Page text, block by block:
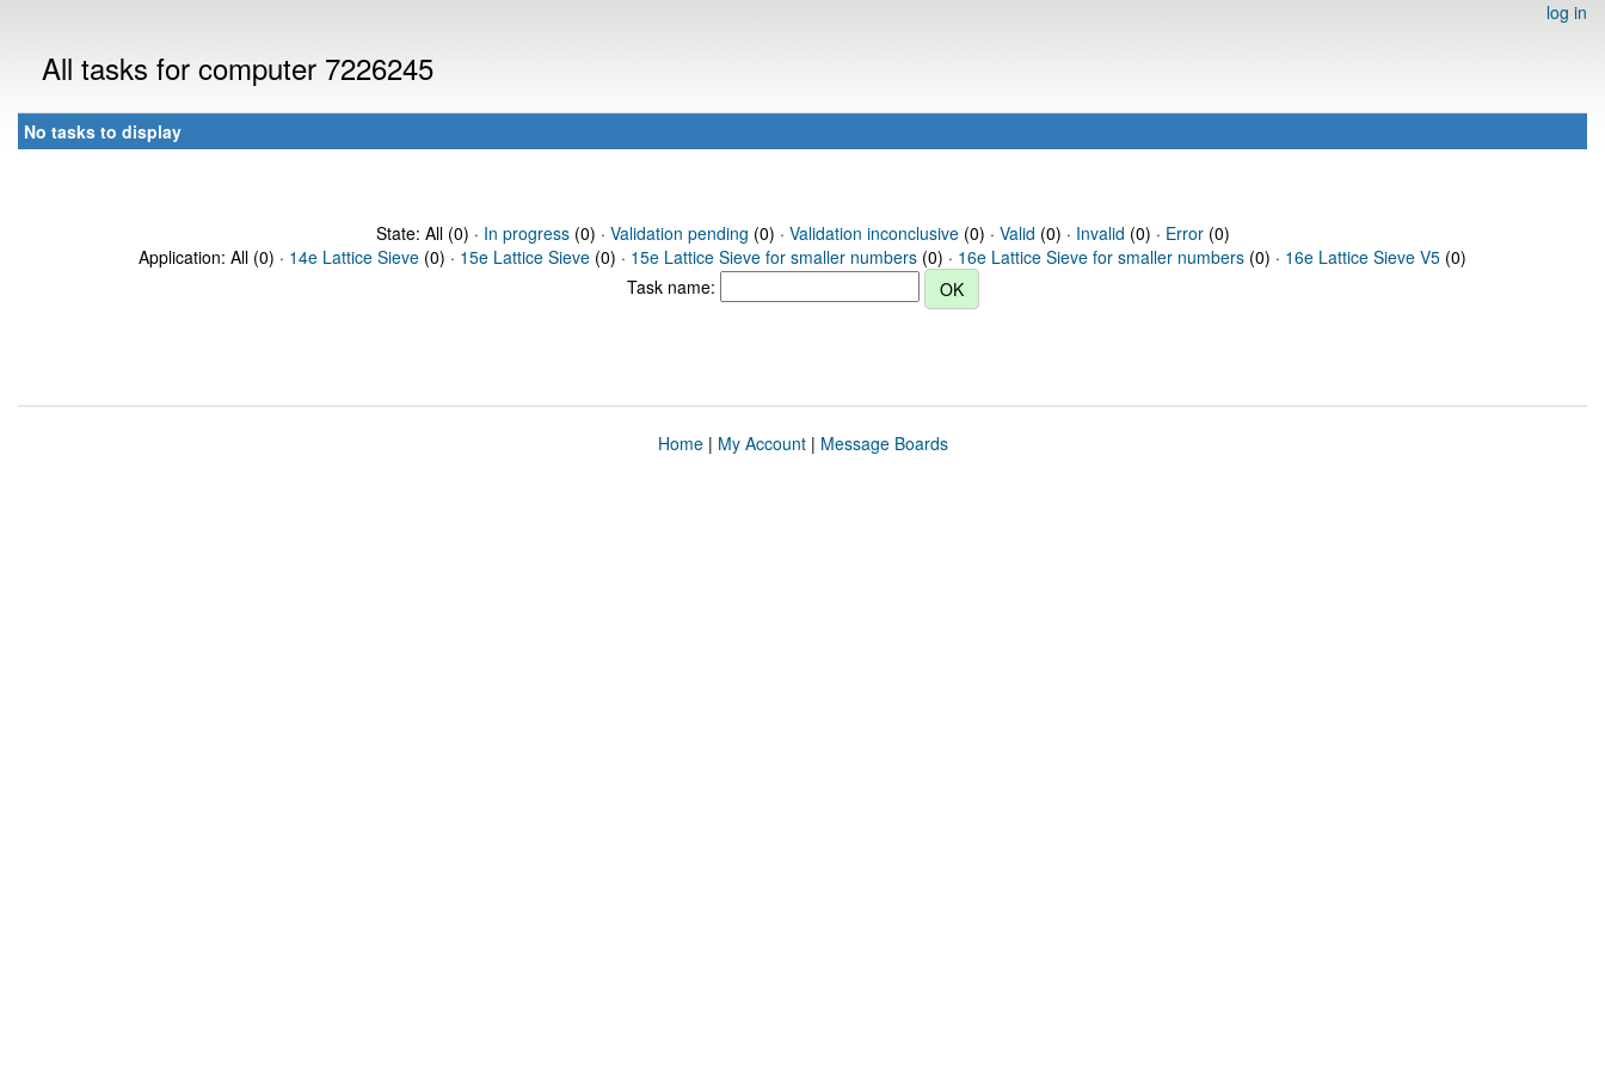
log in
All tasks for computer 7226245
No tasks to display
State: All (0) · In progress(0) · Validation pending (0) · Validation inconclusive(0) · Valid (0) · Invalid (0) · Error(0)
Application: All (0) · 14e Lattice Sieve (0) · 15e Lattice Sieve (0) · 15e Lattice Sieve for smaller numbers (0) · 16e Lattice Sieve for smaller numbers (0) · 16e Lattice Sieve V5 (0)
Task name:
Home| My Account| Message Boards